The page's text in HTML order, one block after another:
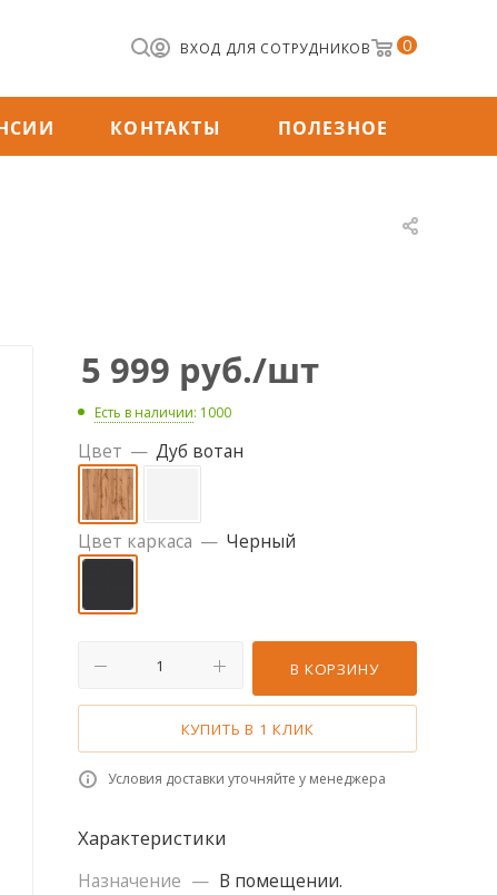
0
ВХОД ДЛЯ СОТРУДНИКОВ
КОНТАКТЫ ПОЛЕЗНОЕ
5 999 руб./шт
Есть в наличии: 1000
Цвет — Дуб вотан
Цвет каркаса — Черный
В КОРЗИНУ
КУПИТЬ В 1 КЛИК
Условия доставки уточняйте у менеджера
Характеристики
Назначение — В помещении.